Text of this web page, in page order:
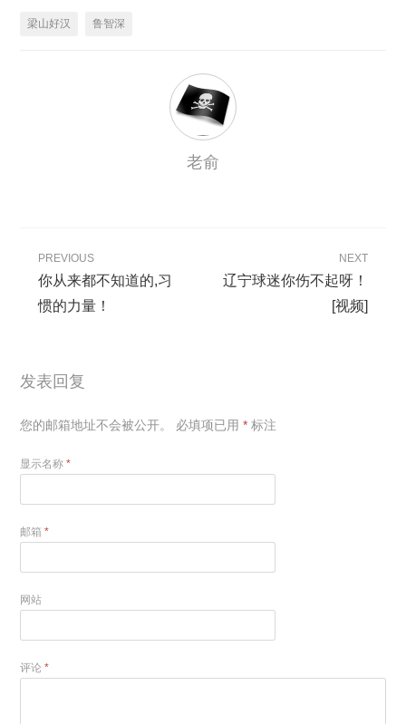
梁山好汉 鲁智深
老俞
PREVIOUS
你从来都不知道的,习
惯的力量！
NEXT
辽宁球迷你伤不起呀！
[视频]
发表回复
您的邮箱地址不会被公开。 必填项已用* 标注
显示名称*
邮箱*
网站
评论*